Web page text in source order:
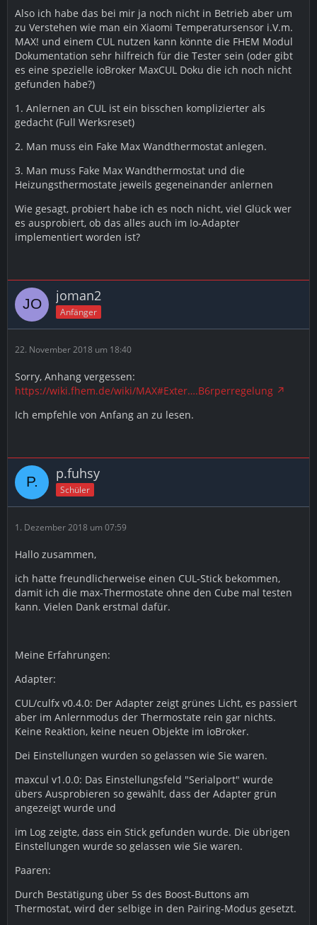
Also ich habe das bei mir ja noch nicht in Betrieb aber um
zu Verstehen wie man ein Xiaomi Temperatursensor i.V.m.
MAX! und einem CUL nutzen kann könnte die FHEM Modul
Dokumentation sehr hilfreich für die Tester sein (oder gibt
es eine spezielle ioBroker MaxCUL Doku die ich noch nicht
gefunden habe?)
1. Anlernen an CUL ist ein bisschen komplizierter als
gedacht (Full Werksreset)
2. Man muss ein Fake Max Wandthermostat anlegen.
3. Man muss Fake Max Wandthermostat und die
Heizungsthermostate jeweils gegeneinander anlernen
Wie gesagt, probiert habe ich es noch nicht, viel Glück wer
es ausprobiert, ob das alles auch im Io-Adapter
implementiert worden ist?
joman2
Anfänger
22. November 2018 um 18:40
Sorry, Anhang vergessen:
https://wiki.fhem.de/wiki/MAX#Exter….B6rperregelung
Ich empfehle von Anfang an zu lesen.
p.fuhsy
Schüler
1. Dezember 2018 um 07:59
Hallo zusammen,
ich hatte freundlicherweise einen CUL-Stick bekommen,
damit ich die max-Thermostate ohne den Cube mal testen
kann. Vielen Dank erstmal dafür.
Meine Erfahrungen:
Adapter:
CUL/culfx v0.4.0: Der Adapter zeigt grünes Licht, es passiert
aber im Anlernmodus der Thermostate rein gar nichts.
Keine Reaktion, keine neuen Objekte im ioBroker.
Dei Einstellungen wurden so gelassen wie Sie waren.
maxcul v1.0.0: Das Einstellungsfeld "Serialport" wurde
übers Ausprobieren so gewählt, dass der Adapter grün
angezeigt wurde und
im Log zeigte, dass ein Stick gefunden wurde. Die übrigen
Einstellungen wurde so gelassen wie Sie waren.
Paaren:
Durch Bestätigung über 5s des Boost-Buttons am
Thermostat, wird der selbige in den Pairing-Modus gesetzt.